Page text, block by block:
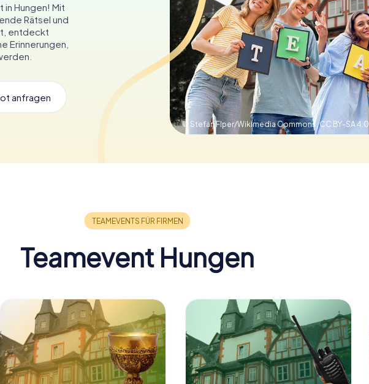
in Hungen! Mit
Rätsel und
entdeckt
Erinnerungen,
anfragen
© Stefan Flper/Wikimedia Commons,CC BY-SA 4.0
Teamevent Hungen